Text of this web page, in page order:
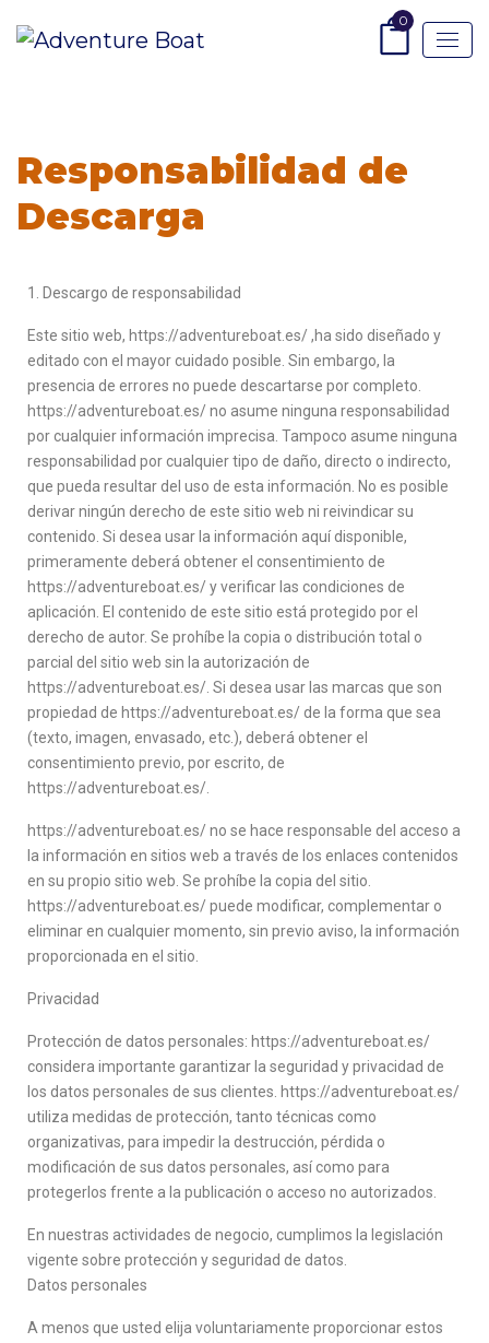
0
Responsabilidad de
Descarga
1. Descargo de responsabilidad
Este sitio web, https://adventureboat.es/ ,ha sido diseñado y
editado con el mayor cuidado posible. Sin embargo, la
presencia de errores no puede descartarse por completo.
https://adventureboat.es/ no asume ninguna responsabilidad
por cualquier información imprecisa. Tampoco asume ninguna
responsabilidad por cualquier tipo de daño, directo o indirecto,
que pueda resultar del uso de esta información. No es posible
derivar ningún derecho de este sitio web ni reivindicar su
contenido. Si desea usar la información aquí disponible,
primeramente deberá obtener el consentimiento de
https://adventureboat.es/ y verificar las condiciones de
aplicación. El contenido de este sitio está protegido por el
derecho de autor. Se prohíbe la copia o distribución total o
parcial del sitio web sin la autorización de
https://adventureboat.es/. Si desea usar las marcas que son
propiedad de https://adventureboat.es/ de la forma que sea
(texto, imagen, envasado, etc.), deberá obtener el
consentimiento previo, por escrito, de
https://adventureboat.es/.
https://adventureboat.es/ no se hace responsable del acceso a
la información en sitios web a través de los enlaces contenidos
en su propio sitio web. Se prohíbe la copia del sitio.
https://adventureboat.es/ puede modificar, complementar o
eliminar en cualquier momento, sin previo aviso, la información
proporcionada en el sitio.
Privacidad
Protección de datos personales: https://adventureboat.es/
considera importante garantizar la seguridad y privacidad de
los datos personales de sus clientes. https://adventureboat.es/
utiliza medidas de protección, tanto técnicas como
organizativas, para impedir la destrucción, pérdida o
modificación de sus datos personales, así como para
protegerlos frente a la publicación o acceso no autorizados.
En nuestras actividades de negocio, cumplimos la legislación
vigente sobre protección y seguridad de datos.
Datos personales
A menos que usted elija voluntariamente proporcionar estos